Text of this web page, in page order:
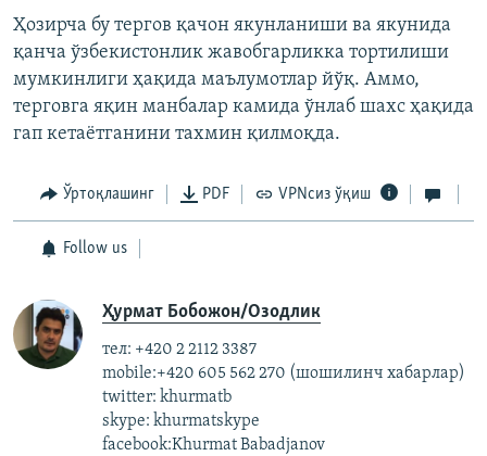
Ҳозирча бу тергов қачон якунланиши ва якунида
қанча ўзбекистонлик жавобгарликка тортилиши
мумкинлиги ҳақида маълумотлар йўқ. Аммо,
терговга яқин манбалар камида ўнлаб шахс ҳақида
гап кетаётганини тахмин қилмоқда.
Ўртоқлашинг PDF VPNсиз ўқиш
Follow us
Ҳурмат Бобожон/Озодлик
тел: +420 2 2112 3387
mobile:+420 605 562 270 (шошилинч хабарлар)
twitter: khurmatb
skype: khurmatskype
facebook:Khurmat Babadjanov